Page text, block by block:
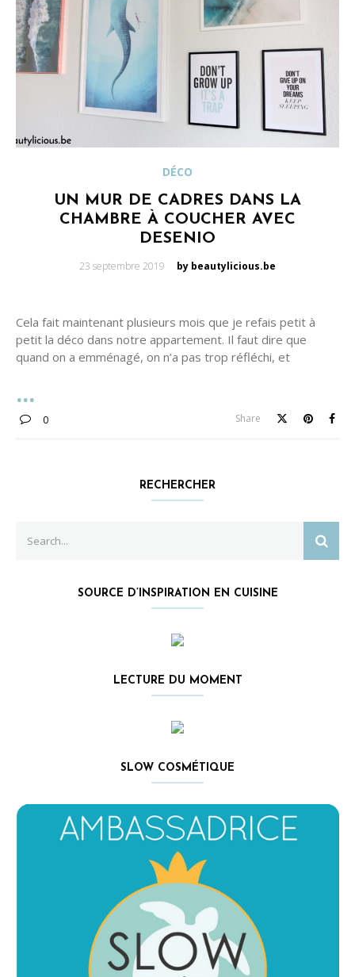
DÉCO
UN MUR DE CADRES DANS LA
CHAMBRE À COUCHER AVEC
DESENIO
Posted
23 septembre 2019 by beautylicious.be
Cela fait maintenant plusieurs mois que je refais petit à
petit la déco dans notre appartement. Il faut dire que
quand on a emménagé, on n’a pas trop réfléchi, et
0 Share
RECHERCHER
for:
SOURCE D’INSPIRATION EN CUISINE
LECTURE DU MOMENT
SLOW COSMÉTIQUE